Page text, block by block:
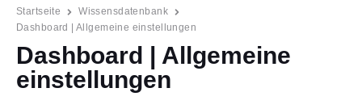
Startseite
Wissensdatenbank
Dashboard | Allgemeine einstellungen
Dashboard | Allgemeine
einstellungen